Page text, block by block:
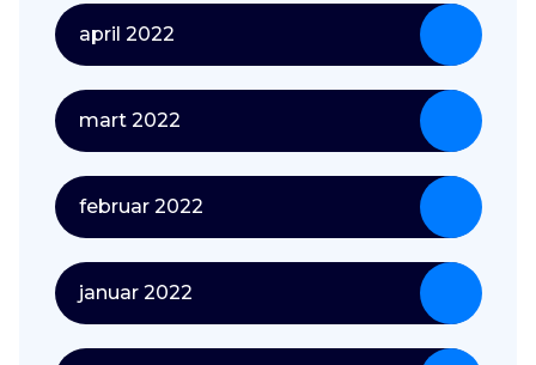
april 2022
mart 2022
februar 2022
januar 2022